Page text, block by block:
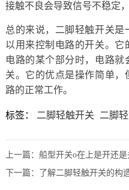
接触不良会导致信号不稳定
总的来说，二脚轻触开关
以用来控制电路的开关。它
电路的某个部分时，电路
关。它的优点是操作简单
路的正常工作。
标签： 二脚轻触开关 二脚
上一篇： 船型开关o在上是开还是
下一篇：
了解二脚轻触开关的构